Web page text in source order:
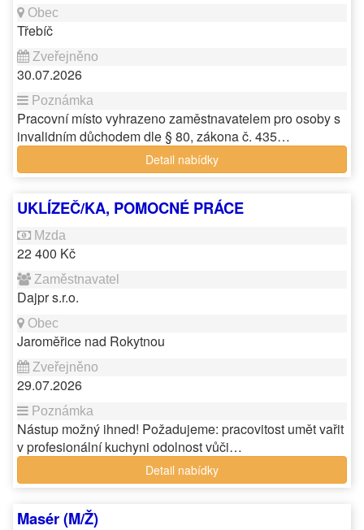
Třebíč
30.07.2026
Pracovní místo vyhrazeno zaměstnavatelem pro osoby s
invalidním důchodem dle § 80, zákona č. 435…
Detail nabídky
UKLÍZEČ/KA, POMOCNÉ PRÁCE
22 400 Kč
Dajpr s.r.o.
Jaroměřice nad Rokytnou
29.07.2026
Nástup možný ihned! Požadujeme: pracovitost umět vařit
v profesionální kuchyni odolnost vůči…
Detail nabídky
Masér (M/Ž)